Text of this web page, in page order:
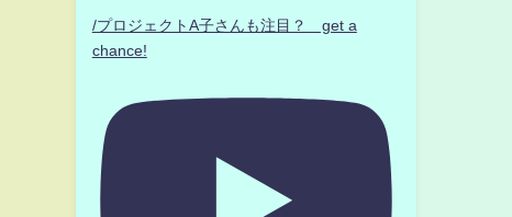
/プロジェクトA子さんも注目？ get a
chance!